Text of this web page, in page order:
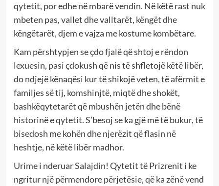
qytetit, por edhe në mbarë vendin. Në këtë rast nuk
mbeten pas, vallet dhe valltarët, këngët dhe
këngëtarët, djem e vajza me kostume kombëtare.
Kam përshtypjen se çdo fjalë që shtoj e rëndon
lexuesin, pasi çdokush që nis të shfletojë këtë libër,
do ndjejë kënaqësi kur të shikojë veten, të afërmit e
familjes së tij, komshinjtë, miqtë dhe shokët,
bashkëqytetarët që mbushën jetën dhe bënë
historinë e qytetit. S’besoj se ka gjë më të bukur, të
bisedosh me kohën dhe njerëzit që flasin në
heshtje, në këtë libër madhor.
Urime i nderuar Salajdin! Qytetit të Prizrenit i ke
ngritur një përmendore përjetësie, që ka zënë vend